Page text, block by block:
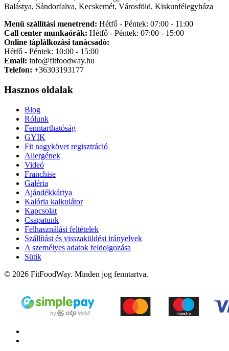
Balástya, Sándorfalva, Kecskemét, Városföld, Kiskunfélegyháza
Menü szállítási menetrend: Hétfő - Péntek: 07:00 - 11:00
Call center munkaórák: Hétfő - Péntek: 07:00 - 15:00
Online tàplàlkozàsi tanàcsadò:
Hétfő - Péntek: 10:00 - 15:00
Email: info@fitfoodway.hu
Telefon: +36303193177
Hasznos oldalak
Blog
Rólunk
Fenntarthatóság
GYIK
Fit nagykövet regisztráció
Allergének
Videó
Franchise
Galéria
Ajándékkártya
Kalória kalkulátor
Kapcsolat
Csapatunk
Felhasználási feltételek
Szállítási és visszaküldési irányelvek
A személyes adatok feldolgozása
Sütik
© 2026 FitFoodWay. Minden jog fenntartva.